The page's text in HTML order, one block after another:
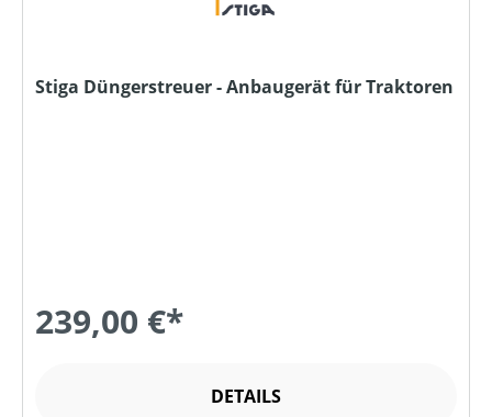
Stiga Düngerstreuer - Anbaugerät für Traktoren
239,00 €*
DETAILS